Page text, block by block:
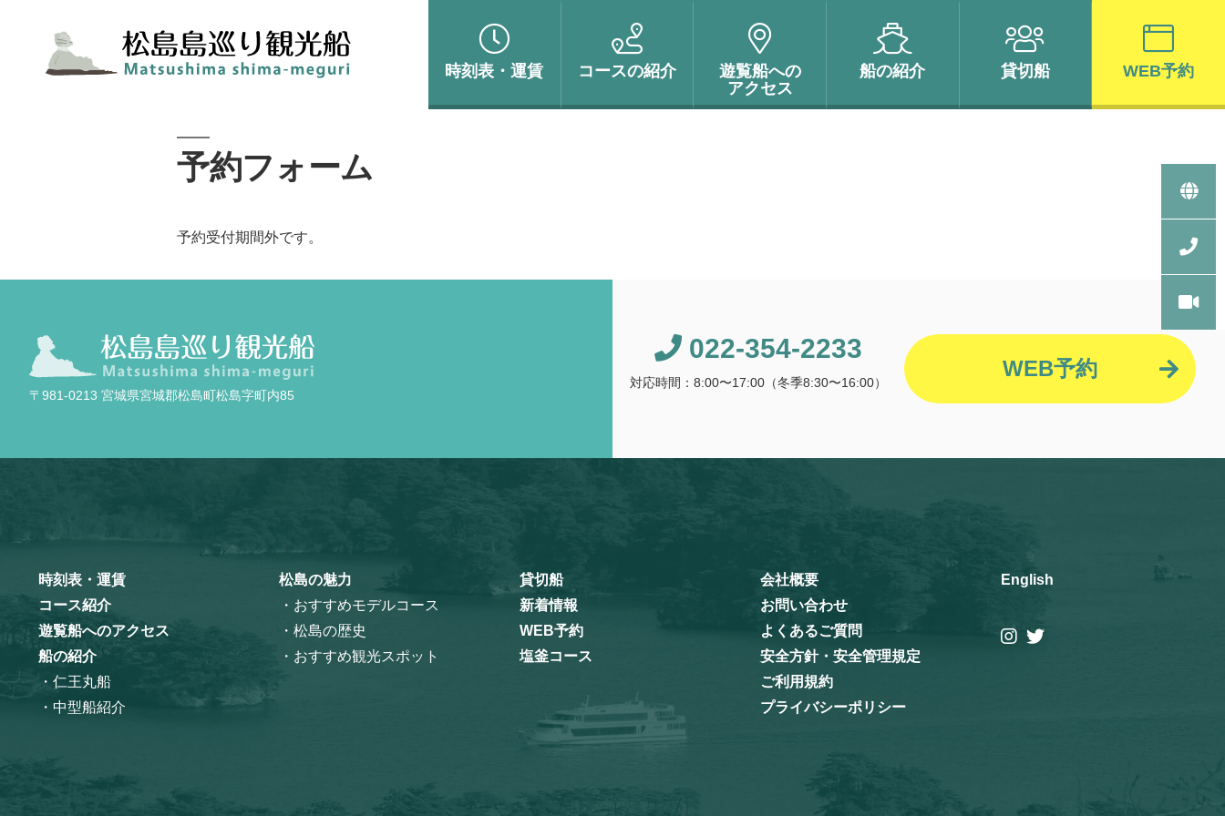
時刻表・運賃 コースの紹介
遊覧船への
アクセス
船の紹介 貸切船 WEB予約
予約フォーム
予約受付期間外です。
〒981-0213 宮城県宮城郡松島町松島字町内85
022-354-2233
対応時間：8:00〜17:00（冬季8:30〜16:00）
WEB予約
時刻表・運賃
コース紹介
遊覧船へのアクセス
船の紹介
・仁王丸船
・中型船紹介
松島の魅力
・おすすめモデルコース
・松島の歴史
・おすすめ観光スポット
貸切船
新着情報
WEB予約
塩釜コース
会社概要
お問い合わせ
よくあるご質問
安全方針・安全管理規定
ご利用規約
プライバシーポリシー
English